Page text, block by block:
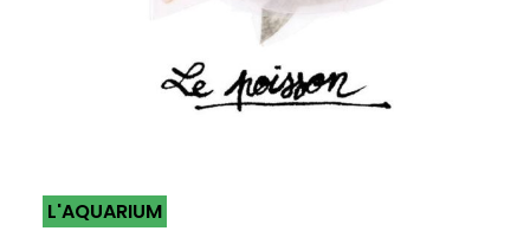
L'AQUARIUM